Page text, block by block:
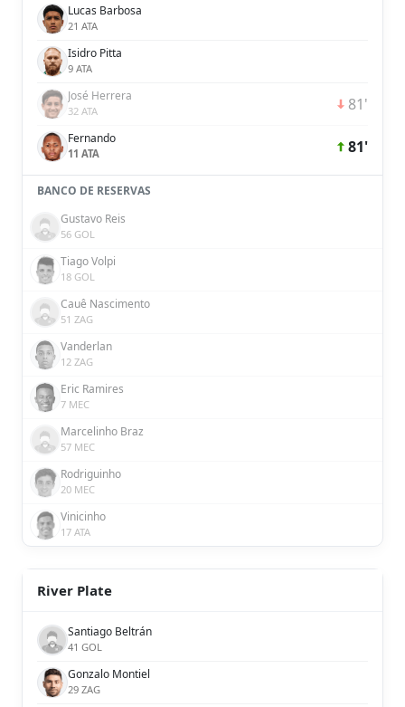
Lucas Barbosa
21 ATA
Isidro Pitta
9 ATA
José Herrera
32 ATA 81'
Fernando
11 ATA 81'
BANCO DE RESERVAS
Gustavo Reis
56 GOL
Tiago Volpi
18 GOL
Cauê Nascimento
51 ZAG
Vanderlan
12 ZAG
Eric Ramires
7 MEC
Marcelinho Braz
57 MEC
Rodriguinho
20 MEC
Vinicinho
17 ATA
River Plate
Santiago Beltrán
41 GOL
Gonzalo Montiel
29 ZAG